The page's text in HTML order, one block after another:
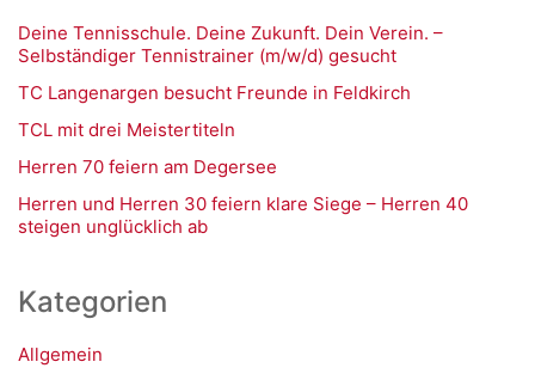
Deine Tennisschule. Deine Zukunft. Dein Verein. –
Selbständiger Tennistrainer (m/w/d) gesucht
TC Langenargen besucht Freunde in Feldkirch
TCL mit drei Meistertiteln
Herren 70 feiern am Degersee
Herren und Herren 30 feiern klare Siege – Herren 40
steigen unglücklich ab
Kategorien
Allgemein